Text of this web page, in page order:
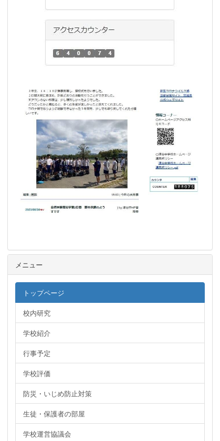
メニュー
トップページ
校内研究
学校紹介
行事予定
学校評価
防災・いじめ防止対策
生徒・保護者の部屋
学校運営協議会